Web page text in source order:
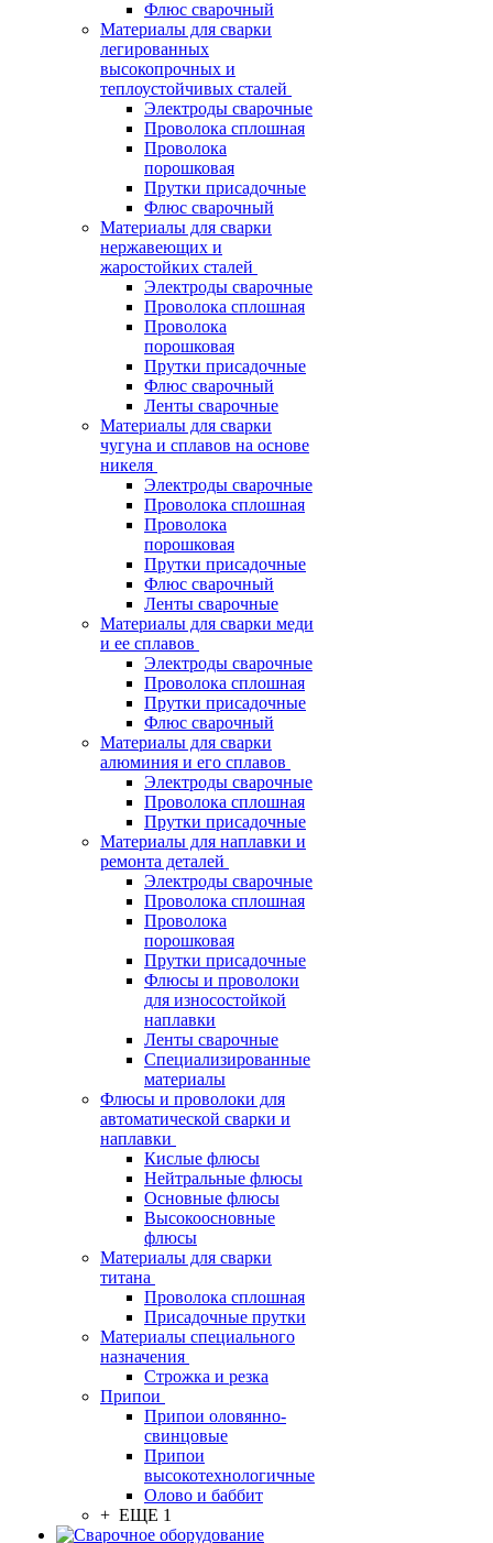
Флюс сварочный
Материалы для сварки
легированных
высокопрочных и
теплоустойчивых сталей
Электроды сварочные
Проволока сплошная
Проволока
порошковая
Прутки присадочные
Флюс сварочный
Материалы для сварки
нержавеющих и
жаростойких сталей
Электроды сварочные
Проволока сплошная
Проволока
порошковая
Прутки присадочные
Флюс сварочный
Ленты сварочные
Материалы для сварки
чугуна и сплавов на основе
никеля
Электроды сварочные
Проволока сплошная
Проволока
порошковая
Прутки присадочные
Флюс сварочный
Ленты сварочные
Материалы для сварки меди
и ее сплавов
Электроды сварочные
Проволока сплошная
Прутки присадочные
Флюс сварочный
Материалы для сварки
алюминия и его сплавов
Электроды сварочные
Проволока сплошная
Прутки присадочные
Материалы для наплавки и
ремонта деталей
Электроды сварочные
Проволока сплошная
Проволока
порошковая
Прутки присадочные
Флюсы и проволоки
для износостойкой
наплавки
Ленты сварочные
Специализированные
материалы
Флюсы и проволоки для
автоматической сварки и
наплавки
Кислые флюсы
Нейтральные флюсы
Основные флюсы
Высокоосновные
флюсы
Материалы для сварки
титана
Проволока сплошная
Присадочные прутки
Материалы специального
назначения
Строжка и резка
Припои
Припои оловянно-
свинцовые
Припои
высокотехнологичные
Олово и баббит
+ ЕЩЕ 1